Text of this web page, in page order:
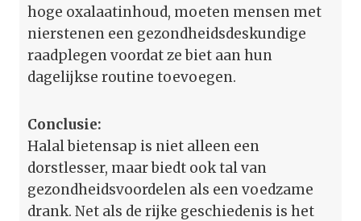
hoge oxalaatinhoud, moeten mensen met
nierstenen een gezondheidsdeskundige
raadplegen voordat ze biet aan hun
dagelijkse routine toevoegen.
Conclusie:
Halal bietensap is niet alleen een
dorstlesser, maar biedt ook tal van
gezondheidsvoordelen als een voedzame
drank. Net als de rijke geschiedenis is het